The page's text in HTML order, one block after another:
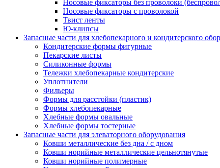
Носовые фиксаторы без проволоки
Носовые фиксаторы с проволокой
Твист ленты
Ю-клипсы
Запасные части для хлебопекарного и кондитерского
Кондитерские формы фигурные
Пекарские листы
Силиконные формы
Тележки хлебопекарные кондитерские
Уплотнители
Фильеры
Формы для расстойки (пластик)
Формы хлебопекарные
Хлебные формы овальные
Хлебные формы тостерные
Запасные части для элеваторного оборудования
Ковши металлические без дна / с дном
Ковши норийные металлические цельнотянутые
Ковши норийные полимерные